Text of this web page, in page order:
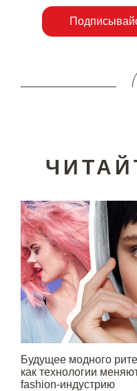
Будущее модного
как технологии
fashion-индустрию